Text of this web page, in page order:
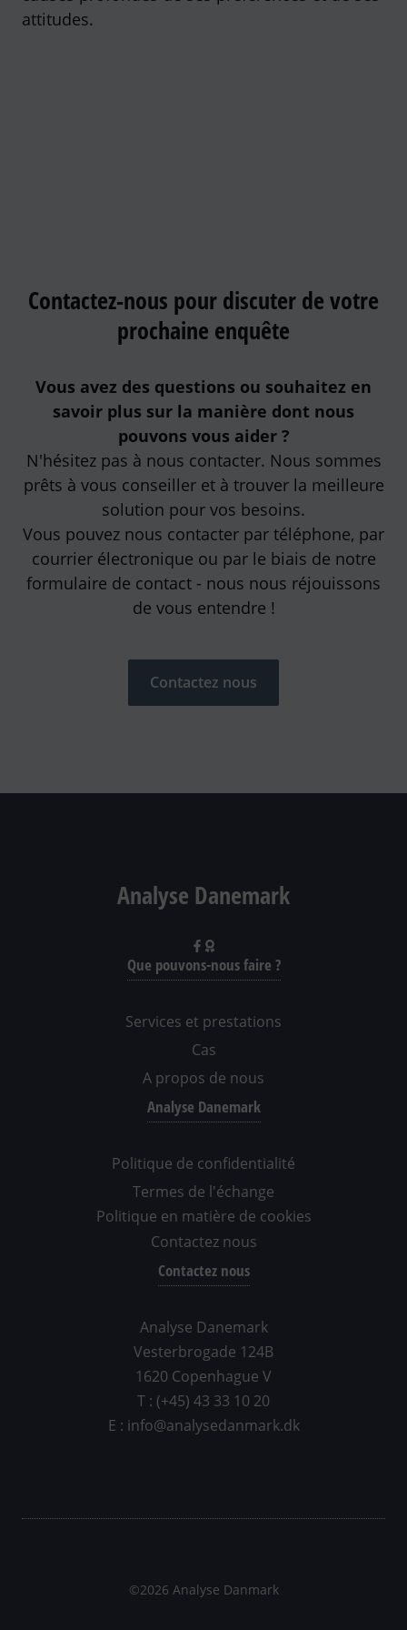
attitudes.
Contactez-nous pour discuter de votre
prochaine enquête
Vous avez des questions ou souhaitez en
savoir plus sur la manière dont nous
pouvons vous aider ?
N'hésitez pas à nous contacter. Nous sommes
prêts à vous conseiller et à trouver la meilleure
solution pour vos besoins.
Vous pouvez nous contacter par téléphone, par
courrier électronique ou par le biais de notre
formulaire de contact - nous nous réjouissons
de vous entendre !
Contactez nous
Analyse Danemark
Que pouvons-nous faire ?
Services et prestations
Cas
A propos de nous
Analyse Danemark
Politique de confidentialité
Termes de l'échange
Politique en matière de cookies
Contactez nous
Contactez nous
Analyse Danemark
Vesterbrogade 124B
1620 Copenhague V
T : (+45) 43 33 10 20
E : info@analysedanmark.dk
©2026 Analyse Danmark